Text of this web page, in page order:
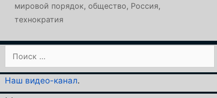
мировой порядок, общество, Россия,
технократия
Наш видео-канал.